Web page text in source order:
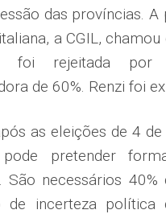
das províncias.
a CGIL, chamou
foi rejeitada por
de 60%. Renzi foi
as eleições de 4
pre­tender
São necessários 40%
de incerteza política